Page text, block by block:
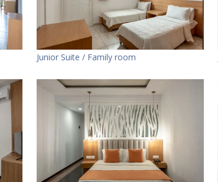
Junior Suite / Family room